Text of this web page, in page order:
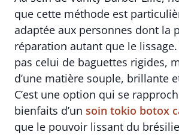
que cette méthode est
adaptée aux personnes dont la
réparation autant que le lissage.
pas celui de baguettes rigides,
d’une matière souple, brillante
C’est une option qui se
bienfaits d’un soin tokio botox
que le pouvoir lissant du